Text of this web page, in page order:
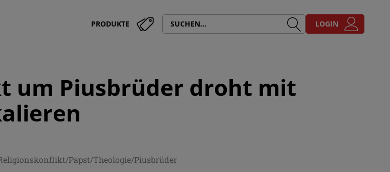
PRODUKTE LOGIN
um Piusbrüder droht mit
Papst/Theologie/Piusbrüder